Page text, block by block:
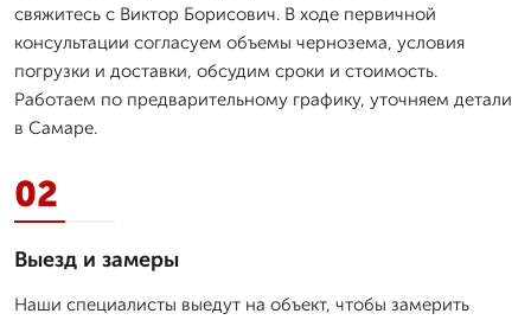
свяжитесь с Виктор Борисович. В ходе первичной
консультации согласуем объемы чернозема, условия
погрузки и доставки, обсудим сроки и стоимость.
Работаем по предварительному графику, уточняем детали
в Самаре.
02
Выезд и замеры
Наши специалисты выедут на объект, чтобы замерить